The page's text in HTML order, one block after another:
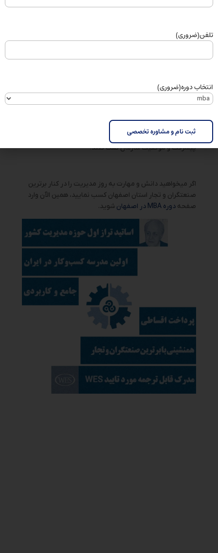
مستمر و بهبود مداوم می‌تواند به افزایش اثربخشی تعاملات و
آمادگی کامل، ارتباط موثر، مدیریت زمان، ایجاد اعتماد و
همکاری، توجه به نگرانی‌ها و پیشنهادات، توانایی در مدیریت
مستمر است. با رعایت این اصول و روش‌ها، مدیران می‌توانند
به تعاملات موثرتر و موفق‌تری با هیئت مدیره دست یابند و به
پیشرفت و موفقیت سازمان کمک کنند.
اگر میخواهید دانش و مهارت به روز مدیریت را در کنار برترین
صنعتگران و تجار استان اصفهان کسب نمایید، همین الآن وارد
صفحه دوره MBA در اصفهان شوید.
تلفن(ضروری)
انتخاب دوره(ضروری)